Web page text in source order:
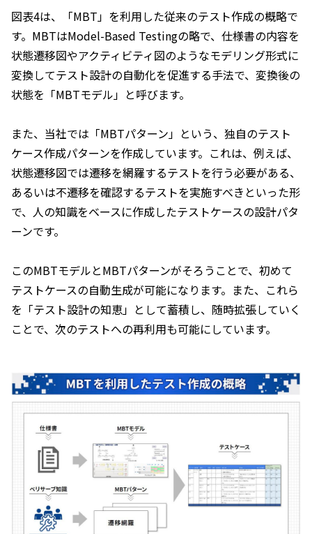
図表4は、「MBT」を利用した従来のテスト作成の概略で
す。MBTはModel-Based Testingの略で、仕様書の内容を
状態遷移図やアクティビティ図のようなモデリング形式に
変換してテスト設計の自動化を促進する手法で、変換後の
状態を「MBTモデル」と呼びます。
また、当社では「MBTパターン」という、独自のテスト
ケース作成パターンを作成しています。これは、例えば、
状態遷移図では遷移を網羅するテストを行う必要がある、
あるいは不遷移を確認するテストを実施すべきといった形
で、人の知識をベースに作成したテストケースの設計パタ
ーンです。
このMBTモデルとMBTパターンがそろうことで、初めて
テストケースの自動生成が可能になります。また、これら
を「テスト設計の知恵」として蓄積し、随時拡張していく
ことで、次のテストへの再利用も可能にしています。